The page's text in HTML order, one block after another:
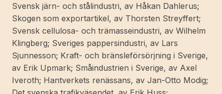
Svensk järn- och stålindustri, av Håkan Dahlerus;
Skogen som exportartikel, av Thorsten Streyffert;
Svensk cellulosa- och trämasseindustri, av Wilhelm
Klingberg; Sveriges pappersindustri, av Lars
Sjunnesson; Kraft- och bränsleförsörjning i Sverige,
av Erik Upmark; Småindustrien i Sverige, av Axel
Iveroth; Hantverkets renässans, av Jan-Otto Modig;